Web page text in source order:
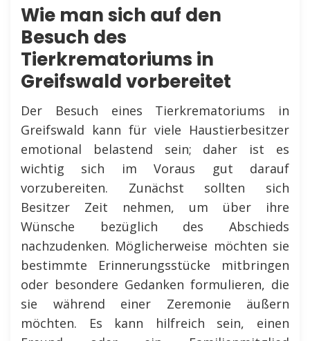
Wie man sich auf den
Besuch des
Tierkrematoriums in
Greifswald vorbereitet
Der Besuch eines Tierkrematoriums in
Greifswald kann für viele Haustierbesitzer
emotional belastend sein; daher ist es
wichtig sich im Voraus gut darauf
vorzubereiten. Zunächst sollten sich
Besitzer Zeit nehmen, um über ihre
Wünsche bezüglich des Abschieds
nachzudenken. Möglicherweise möchten sie
bestimmte Erinnerungsstücke mitbringen
oder besondere Gedanken formulieren, die
sie während einer Zeremonie äußern
möchten. Es kann hilfreich sein, einen